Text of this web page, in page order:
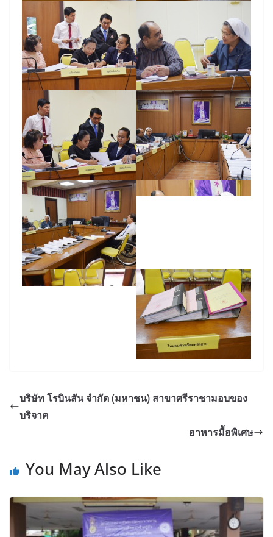
บริษัท โรบินสัน จำกัด (มหาชน) สาขาศรีราชามอบของ
บริจาค
อาหารมื้อพิเศษ
You May Also Like